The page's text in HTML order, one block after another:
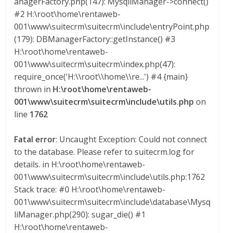
s
y
M
a
q
u
n
#2 H:\root\home\rentaweb-
001\www\suitecrm\suitecrm\include\entryPoint.php
(179): DBManagerFactory::getInstance() #3
H:\root\home\rentaweb-
001\www\suitecrm\suitecrm\index.php(47):
require_once('H:\\root\\home\\re...') #4 {main}
thrown in H:\root\home\rentaweb-
001\www\suitecrm\suitecrm\include\utils.php on
line 1762
Fatal error: Uncaught Exception: Could not connect
to the database. Please refer to suitecrm.log for
details. in H:\root\home\rentaweb-
001\www\suitecrm\suitecrm\include\utils.php:1762
Stack trace: #0 H:\root\home\rentaweb-
001\www\suitecrm\suitecrm\include\database\Mysq
liManager.php(290): sugar_die() #1
H:\root\home\rentaweb-